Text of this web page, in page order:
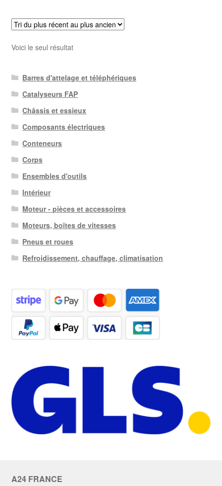
Voici le seul résultat
Barres d'attelage et téléphériques
Catalyseurs FAP
Châssis et essieux
Composants électriques
Conteneurs
Corps
Ensembles d'outils
Intérieur
Moteur - pièces et accessoires
Moteurs, boîtes de vitesses
Pneus et roues
Refroidissement, chauffage, climatisation
A24 FRANCE